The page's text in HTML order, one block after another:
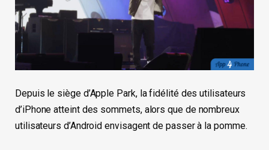
Depuis le siège d’Apple Park, la fidélité des utilisateurs
d’iPhone atteint des sommets, alors que de nombreux
utilisateurs d’Android envisagent de passer à la pomme.